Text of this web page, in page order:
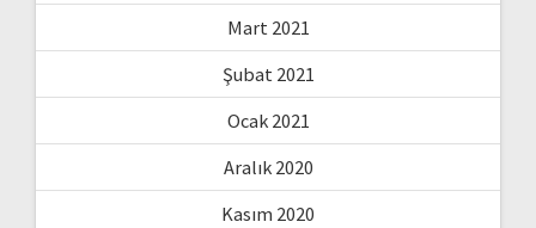
Mart 2021
Şubat 2021
Ocak 2021
Aralık 2020
Kasım 2020